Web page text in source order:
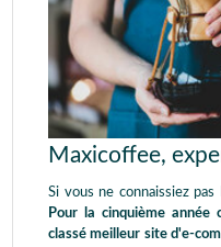
Maxicoffee,
Si vous ne connaissiez
Pour la cinquième année
classé meilleur site d'e-